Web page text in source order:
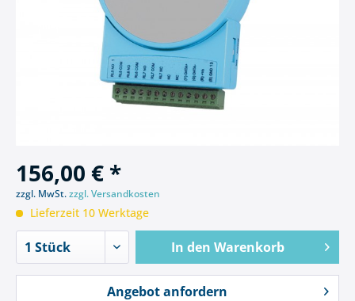
156,00 € *
zzgl. MwSt.zzgl. Versandkosten
Lieferzeit 10 Werktage
In den Warenkorb
Angebot anfordern